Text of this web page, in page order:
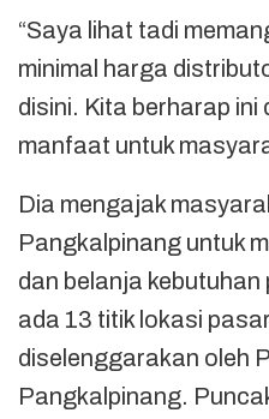
“Saya lihat tadi
minimal harga
disini. Kita berharap ini
manfaat untuk
Dia mengajak
Pangkalpinang untuk
dan belanja
ada 13 titik lokasi
diselenggarakan oleh
Pangkalpinang.